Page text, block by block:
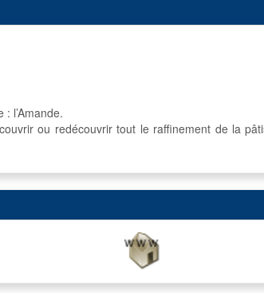
l’Amande.
ou redécouvrir tout le raffinement de la